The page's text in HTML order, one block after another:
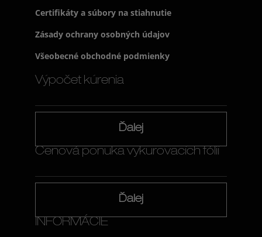
Certifikáty a súbory na stiahnutie
Zásady ochrany osobných údajov
Všeobecné obchodné podmienky
Výpočet kúrenia
Ďalej
Cenová ponuka vykurovacích fólií
Ďalej
INFORMÁCIE